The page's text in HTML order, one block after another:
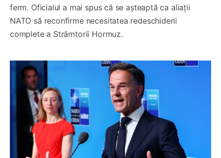
ferm. Oficialul a mai spus că se așteaptă ca aliații
NATO să reconfirme necesitatea redeschiderii
complete a Strâmtorii Hormuz.